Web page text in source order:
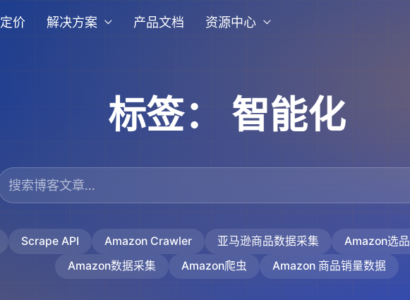
定价 解决方案 产品文档 资源中心
标签： 智能化
Scrape API Amazon Crawler 亚马逊商品数据采集 Amazon选品
Amazon数据采集
Amazon爬虫 Amazon 商品销量数据